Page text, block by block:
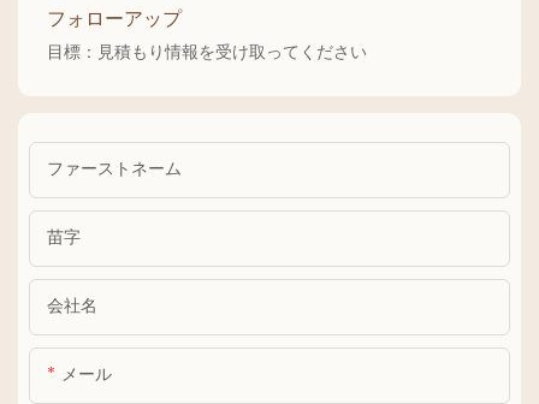
フォローアップ
目標：見積もり情報を受け取ってください
ファーストネーム
苗字
会社名
メール